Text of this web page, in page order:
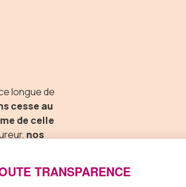
longue de
cesse au
de celle
nos
et le
TRANSPARENCE